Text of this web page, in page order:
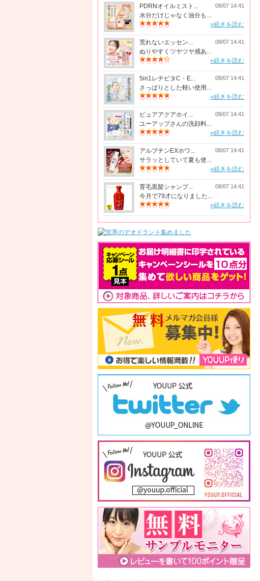
PDRNオイルミスト... 08/07 14:41
水分だけじゃなく油分も...
»続きを読む
荒れないエッセン... 08/07 14:41
ぬりやすくツヤツヤ感あ...
»続きを読む
5in1レチビタC・E... 08/07 14:41
さっぱりとした軽い使用...
»続きを読む
ピュアアクアホイ... 08/07 14:41
ユーアップさんの洗顔料...
»続きを読む
アルブチンEXホワ... 08/07 14:41
サラッとしていて夏も使...
»続きを読む
育毛黒髪シャンプ... 08/07 14:41
今月で79才になりました...
»続きを読む